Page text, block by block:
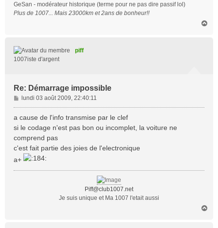
GeSan - modérateur historique (terme pour ne pas dire passif lol)
Plus de 1007... Mais 23000km et 2ans de bonheur!!
piff
1007iste d'argent
Re: Démarrage impossible
M
e
a
g
e
lundi 03 août 2009, 22:40:11
a cause de l'info transmise par le clef
si le codage n'est pas bon ou incomplet, la voiture ne
comprend pas
c'est fait partie des joies de l'electronique
a+
Piff@club1007.net
Je suis unique et Ma 1007 l'etait aussi